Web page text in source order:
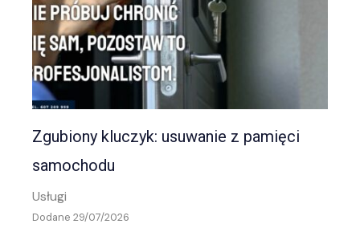
Zgubiony kluczyk: usuwanie z pamięci
samochodu
Usługi
Dodane 29/07/2026